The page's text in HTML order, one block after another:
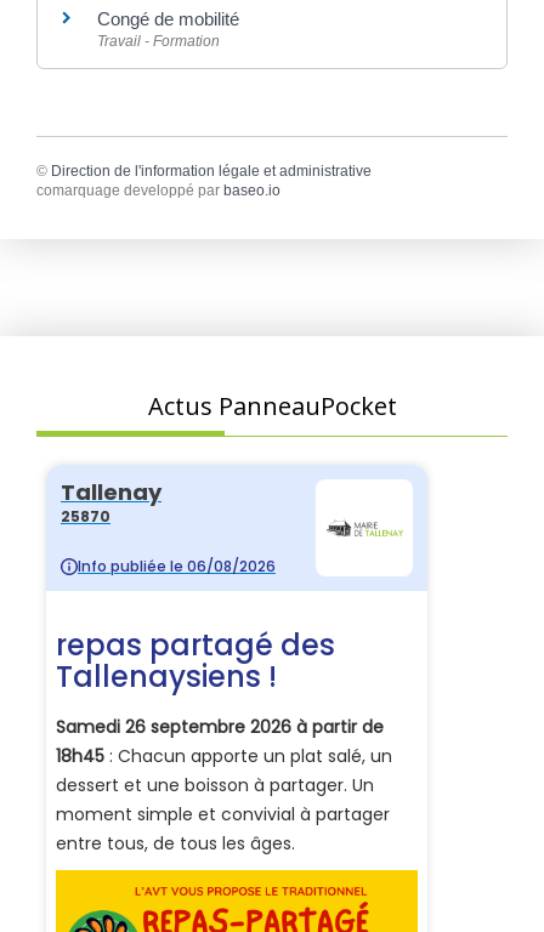
Congé de mobilité
Travail - Formation
© Direction de l'information légale et administrative
comarquage developpé par baseo.io
Actus PanneauPocket